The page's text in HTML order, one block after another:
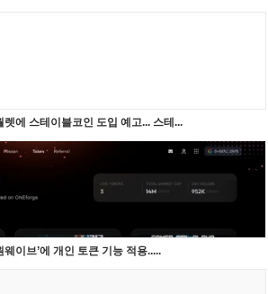
에 스테이블코인 도입 예고... 스테...
이브’에 개인 토큰 기능 적용.....